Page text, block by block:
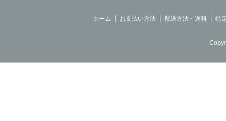
ホーム お支払い方法 配送方法・送料 特